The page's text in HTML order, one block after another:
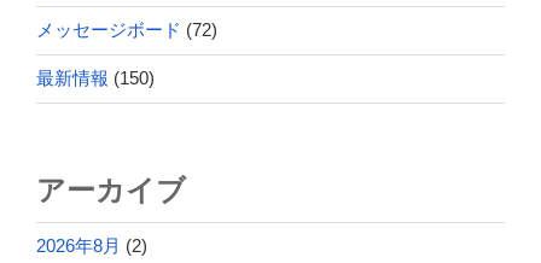
メッセージボード (72)
最新情報 (150)
アーカイブ
2026年8月 (2)